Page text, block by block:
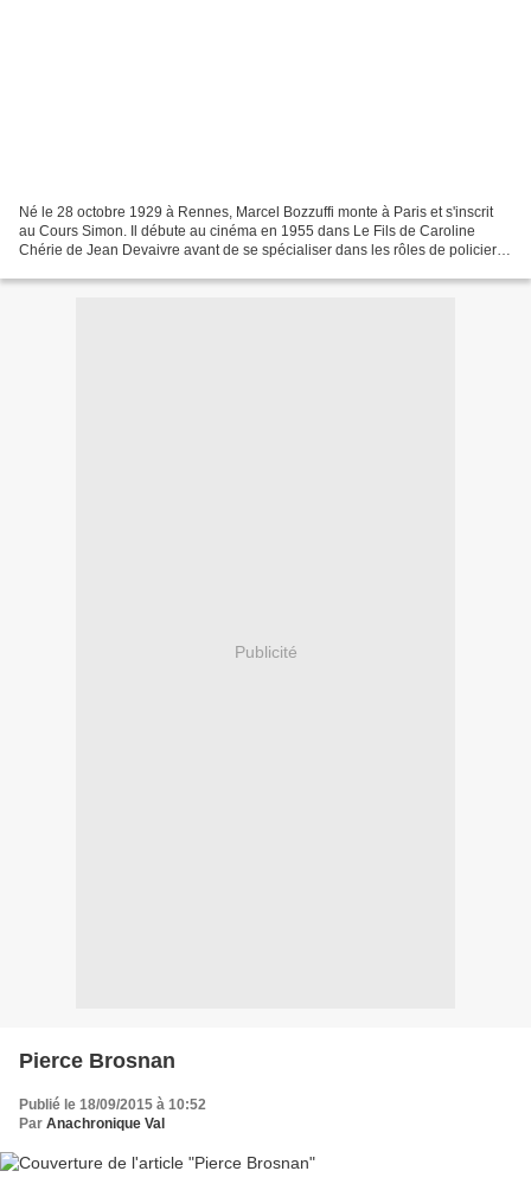
Né le 28 octobre 1929 à Rennes, Marcel Bozzuffi monte à Paris et s'inscrit
au Cours Simon. Il débute au cinéma en 1955 dans Le Fils de Caroline
Chérie de Jean Devaivre avant de se spécialiser dans les rôles de policiers
Publicité
Pierce Brosnan
Publié le 18/09/2015 à 10:52
Par Anachronique Val